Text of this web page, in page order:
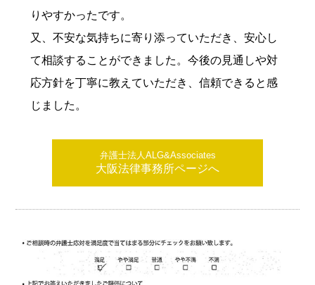
りやすかったです。
又、不安な気持ちに寄り添っていただき、安心し
て相談することができました。今後の見通しや対
応方針を丁寧に教えていただき、信頼できると感
じました。
弁護士法人ALG&Associates
大阪法律事務所ページへ